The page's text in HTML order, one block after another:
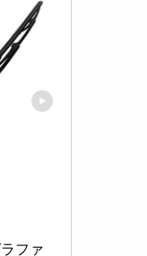
ファ